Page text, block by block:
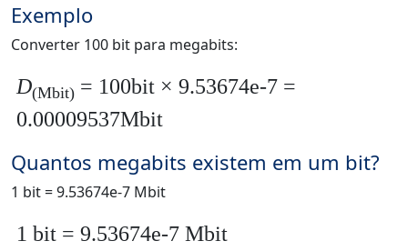
Exemplo
Converter 100 bit para megabits:
D(Mbit) = 100bit × 9.53674e-7 =
0.00009537Mbit
Quantos megabits existem em um bit?
1 bit = 9.53674e-7 Mbit
1 bit = 9.53674e-7 Mbit